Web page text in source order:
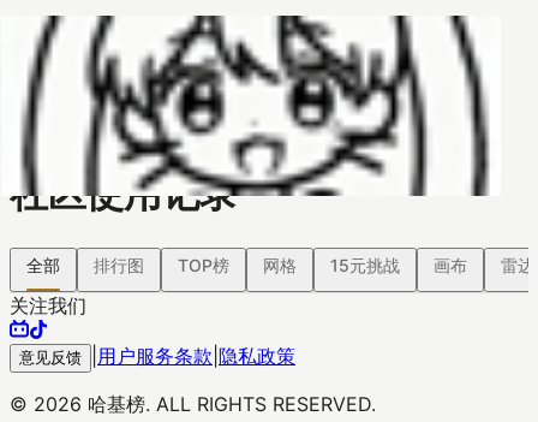
哈基榜
搜索
创建模板
返回模版
社区使用记录
全部 排行图 TOP榜 网格 15元挑战 画布 雷达
关注我们
意见反馈 用户服务条款 隐私政策
© 2026 哈基榜. ALL RIGHTS RESERVED.